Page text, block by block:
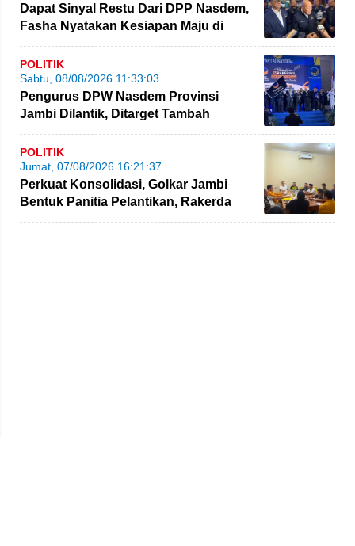
Dapat Sinyal Restu Dari DPP Nasdem,
Fasha Nyatakan Kesiapan Maju di
Pilgub Jambi
POLITIK
Sabtu, 08/08/2026 11:33:03
Pengurus DPW Nasdem Provinsi
Jambi Dilantik, Ditarget Tambah
Perolehan Kursi Legislatif
POLITIK
Jumat, 07/08/2026 16:21:37
Perkuat Konsolidasi, Golkar Jambi
Bentuk Panitia Pelantikan, Rakerda
hingga Bimtek